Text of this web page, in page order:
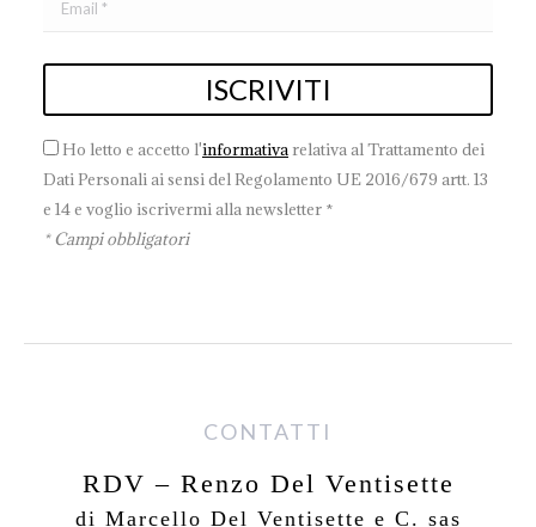
Ho letto e accetto l'informativa relativa al Trattamento dei
Dati Personali ai sensi del Regolamento UE 2016/679 artt. 13
e 14 e voglio iscrivermi alla newsletter *
* Campi obbligatori
CONTATTI
RDV – Renzo Del Ventisette
di Marcello Del Ventisette e C. sas